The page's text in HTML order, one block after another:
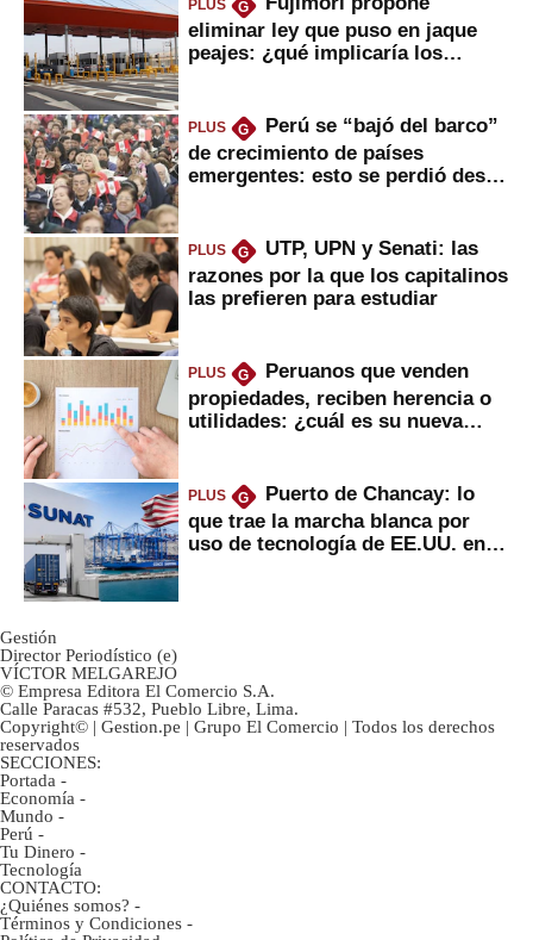
PLUS G
eliminar ley que puso en jaque
peajes: ¿qué implicaría los
PLUS G
Perú se “bajó del barco”
de crecimiento de países
emergentes: esto se perdió desde
PLUS G
UTP, UPN y Senati: las
razones por la que los capitalinos
las prefieren para estudiar
PLUS G
Peruanos que venden
propiedades, reciben herencia o
utilidades: ¿cuál es su nueva
PLUS G
Puerto de Chancay: lo
que trae la marcha blanca por
uso de tecnología de EE.UU. en
Gestión
Director Periodístico (e)
VÍCTOR MELGAREJO
© Empresa Editora El Comercio S.A.
Calle Paracas #532, Pueblo Libre, Lima.
Copyright© | Gestion.pe | Grupo El Comercio | Todos los derechos
reservados
SECCIONES:
Portada -
Economía -
Mundo -
Perú -
Tu Dinero -
Tecnología
CONTACTO:
¿Quiénes somos? -
Términos y Condiciones -